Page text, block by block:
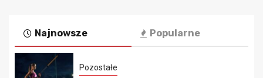
Najnowsze Popularne
Pozostałe